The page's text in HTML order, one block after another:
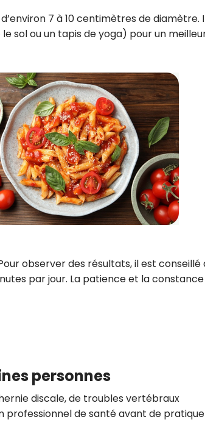
7 à 10 centimètres de diamètre.
sol ou un tapis de yoga) pour un
observer des résultats, il est conseillé
par jour. La patience et la
personnes
discale, de troubles vertébraux
de santé avant de